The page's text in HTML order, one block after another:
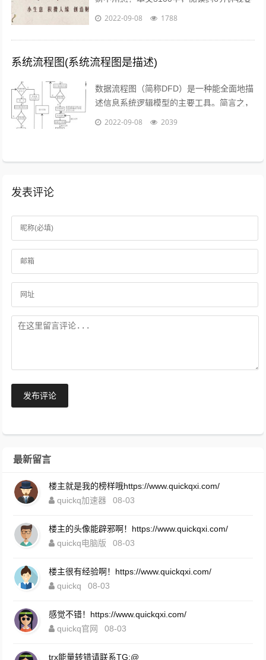
介绍的赚钱工作就是兼职写稿赚稿费。主业
2022-09-08 1788
系统流程图(系统流程图是描述)
数据流程图（简称DFD）是一种能全面地描
述信息系统逻辑模型的主要工具。简言之，
就是以图形的方式来描述数据在系统流程中
2022-09-08 2039
发表评论
发布评论
最新留言
楼主就是我的榜样哦https://www.quickqxi.com/
quickq加速器
08-03
楼主的头像能辟邪啊！https://www.quickqxi.com/
quickq电脑版
08-03
楼主很有经验啊！https://www.quickqxi.com/
quickq
08-03
感觉不错！https://www.quickqxi.com/
quickq官网
08-03
trx能量转错请联系TG:@